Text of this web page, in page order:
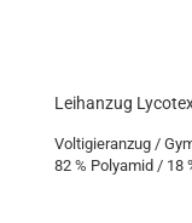
Leihanzug
Voltigieranzug /
82 % Polyamid / 18